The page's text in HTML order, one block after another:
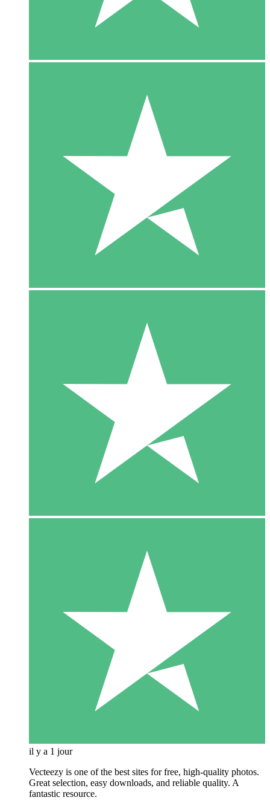
il y a 1 jour
Vecteezy is one of the best sites for free, high‑quality photos.
Great selection, easy downloads, and reliable quality. A
fantastic resource.